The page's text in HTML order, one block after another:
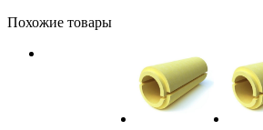
Похожие товары